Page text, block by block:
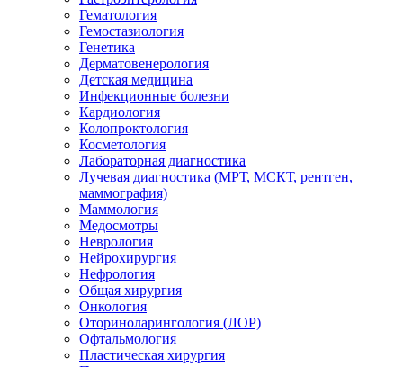
Гематология
Гемостазиология
Генетика
Дерматовенерология
Детская медицина
Инфекционные болезни
Кардиология
Колопроктология
Косметология
Лабораторная диагностика
Лучевая диагностика (МРТ, МСКТ, рентген,
маммография)
Маммология
Медосмотры
Неврология
Нейрохирургия
Нефрология
Общая хирургия
Онкология
Оториноларингология (ЛОР)
Офтальмология
Пластическая хирургия